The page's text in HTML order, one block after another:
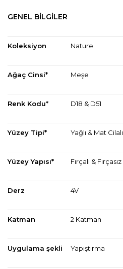
GENEL BİLGİLER
Koleksiyon Nature
Ağaç Cinsi* Meşe
Renk Kodu* D18 & D51
Yüzey Tipi* Yağlı & Mat Cilalı
Yüzey Yapısı* Fırçalı & Fırçasız
Derz 4V
Katman 2 Katman
Uygulama şekli Yapıştırma